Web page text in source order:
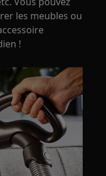
les meubles ou
!